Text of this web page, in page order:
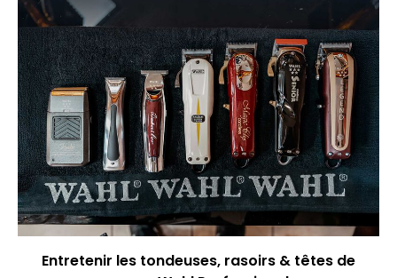
Entretenir les tondeuses, rasoirs & têtes de